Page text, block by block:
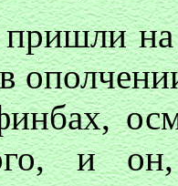
на
в
и он,